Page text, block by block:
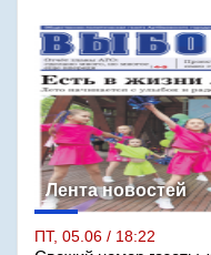
Лента новостей
ПТ, 05.06 / 18:22